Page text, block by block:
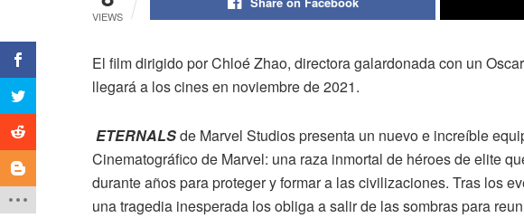
VIEWS
El film dirigido por Chloé Zhao, directora galardonada con un
llegará a los cines en noviembre de 2021.
ETERNALSde Marvel Studios presenta un nuevo e increíble
Cinematográfico de Marvel: una raza inmortal de héroes de elite
durante años para proteger y formar a las civilizaciones. Tras los
una tragedia inesperada los obliga a salir de las sombras para